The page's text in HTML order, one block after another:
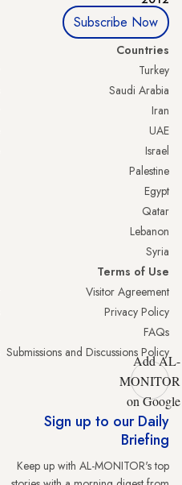
Subscribe Now
Countries
Turkey
Saudi Arabia
Iran
UAE
Israel
Palestine
Egypt
Qatar
Lebanon
Syria
Terms of Use
Visitor Agreement
Privacy Policy
FAQs
Submissions and Discussions Policy
Add AL-
MONITOR
on Google
Sign up to our Daily
Briefing
Keep up with AL-MONITOR's top